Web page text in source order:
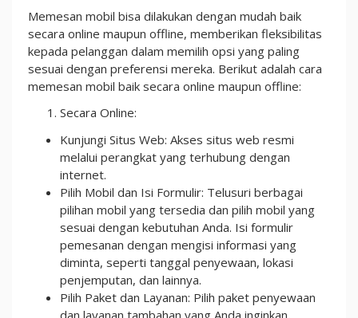
Memesan mobil bisa dilakukan dengan mudah baik
secara online maupun offline, memberikan fleksibilitas
kepada pelanggan dalam memilih opsi yang paling
sesuai dengan preferensi mereka. Berikut adalah cara
memesan mobil baik secara online maupun offline:
Secara Online:
Kunjungi Situs Web: Akses situs web resmi
melalui perangkat yang terhubung dengan
internet.
Pilih Mobil dan Isi Formulir: Telusuri berbagai
pilihan mobil yang tersedia dan pilih mobil yang
sesuai dengan kebutuhan Anda. Isi formulir
pemesanan dengan mengisi informasi yang
diminta, seperti tanggal penyewaan, lokasi
penjemputan, dan lainnya.
Pilih Paket dan Layanan: Pilih paket penyewaan
dan layanan tambahan yang Anda inginkan,